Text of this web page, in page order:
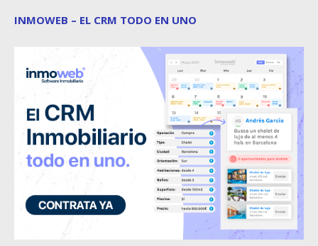
INMOWEB – EL CRM TODO EN UNO